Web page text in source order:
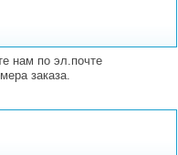
нам по эл.почте
заказа.